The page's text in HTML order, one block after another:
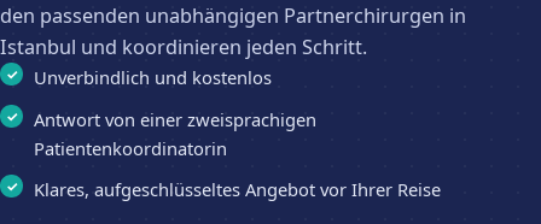
den passenden unabhängigen Partnerchirurgen in
Istanbul und koordinieren jeden Schritt.
Unverbindlich und kostenlos
Antwort von einer zweisprachigen
Patientenkoordinatorin
Klares, aufgeschlüsseltes Angebot vor Ihrer Reise